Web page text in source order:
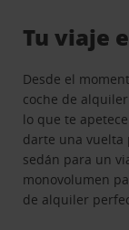
Tu viaje
Desde el
coche de
lo que te
darte una vuelta
sedán para un
monovolumen
de alquiler